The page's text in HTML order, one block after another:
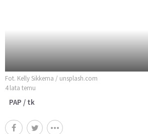
Fot. Kelly Sikkema / unsplash.com
4 lata temu
PAP / tk